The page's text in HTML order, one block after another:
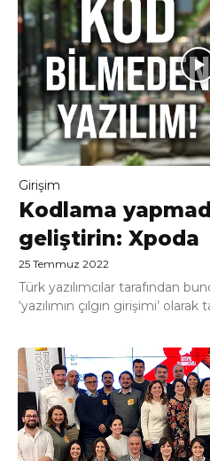
Girişim
Kodlama
geliştirin: Xpoda
25 Temmuz 2022
Türk yazılımcılar tarafından
‘yazılımın çılgın girişimi’